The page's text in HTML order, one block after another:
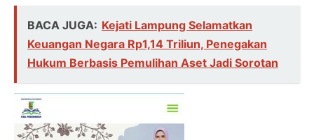
BACA JUGA: Kejati Lampung Selamatkan
Keuangan Negara Rp1,14 Triliun, Penegakan
Hukum Berbasis Pemulihan Aset Jadi Sorotan